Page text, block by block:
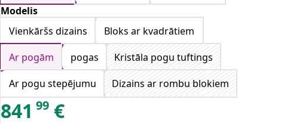
Modelis
Vienkāršs dizains
Bloks ar kvadrātiem
Ar pogām
pogas
Kristāla pogu tuftings
Ar pogu stepējumu
Dizains ar rombu blokiem
841 99 €